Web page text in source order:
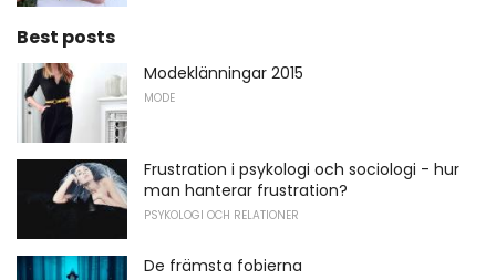
Best posts
Modeklänningar 2015
MODE
Frustration i psykologi och sociologi - hur
man hanterar frustration?
PSYKOLOGI OCH RELATIONER
De främsta fobierna